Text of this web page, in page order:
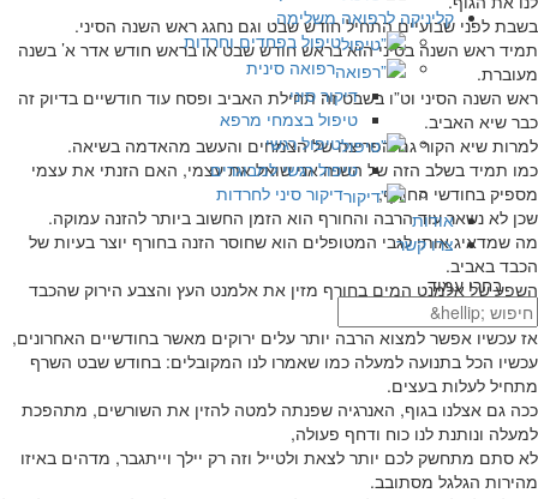
קליניקה לרפואה משלימה
טיפול בפחדים וחרדות
רפואה סינית
דיקור סיני
טיפול בצמחי מרפא
טיפול רגשי
טיפול רגשי למבוגרים
דיקור סיני לחרדות
אודות
צרו קשר
בחרו עמוד
בשבת לפני שבועיים התחיל חודש שבט וגם נחגג ראש השנה הסיני.
תמיד ראש השנה בסיני הוא בראש חודש שבט או בראש חודש אדר א’ בשנה
מעוברת.
ראש השנה הסיני וט”ו בשבט זה תחילת האביב ופסח עוד חודשיים בדיוק זה
כבר שיא האביב.
למרות שיא הקור גם הפריצה של הצמחים והעשב מהאדמה בשיאה.
כמו תמיד בשלב הזה של השנה אני שואל את עצמי, האם הזנתי את עצמי
מספיק בחודשי החורף,
שכן לא נשאר עוד הרבה והחורף הוא הזמן החשוב ביותר להזנה עמוקה.
מה שמדאיג אותי לגבי המטופלים הוא שחוסר הזנה בחורף יוצר בעיות של
הכבד באביב.
השפע של אלמנט המים בחורף מזין את אלמנט העץ והצבע הירוק שהכבד
מושפע ממנו ישירות.
אז עכשיו אפשר למצוא הרבה יותר עלים ירוקים מאשר בחודשיים האחרונים,
עכשיו הכל בתנועה למעלה כמו שאמרו לנו המקובלים: בחודש שבט השרף
מתחיל לעלות בעצים.
ככה גם אצלנו בגוף, האנרגיה שפנתה למטה להזין את השורשים, מתהפכת
למעלה ונותנת לנו כוח ודחף פעולה,
לא סתם מתחשק לכם יותר לצאת ולטייל וזה רק יילך וייתגבר, מדהים באיזו
מהירות הגלגל מסתובב.